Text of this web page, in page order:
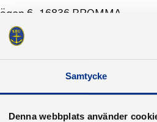
Samtycke
Denna webbplats använder
6, 16836 BROMMA